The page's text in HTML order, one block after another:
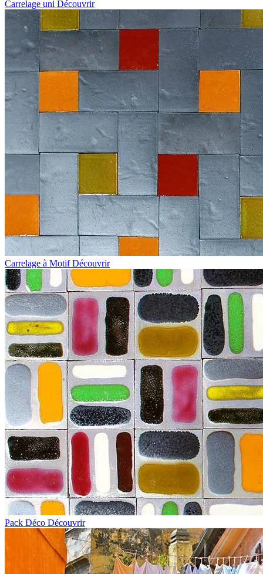
Carrelage uni Découvrir
Carrelage à Motif Découvrir
Pack Déco Découvrir